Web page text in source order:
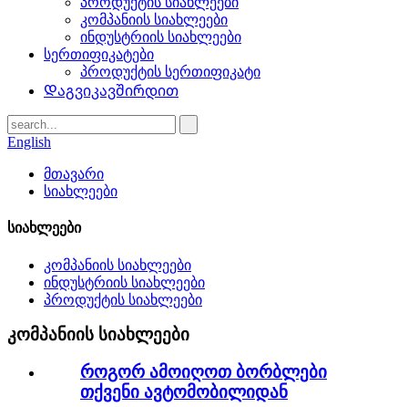
კომპანიის სიახლეები
ინდუსტრიის სიახლეები
სერთიფიკატები
პროდუქტის სერთიფიკატი
Დაგვიკავშირდით
English
მთავარი
სიახლეები
სიახლეები
კომპანიის სიახლეები
ინდუსტრიის სიახლეები
პროდუქტის სიახლეები
კომპანიის სიახლეები
როგორ ამოიღოთ ბორბლები
თქვენი ავტომობილიდან